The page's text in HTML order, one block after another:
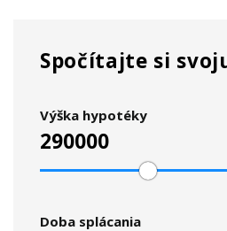
Spočítajte si
Výška hypotéky
Doba splácania